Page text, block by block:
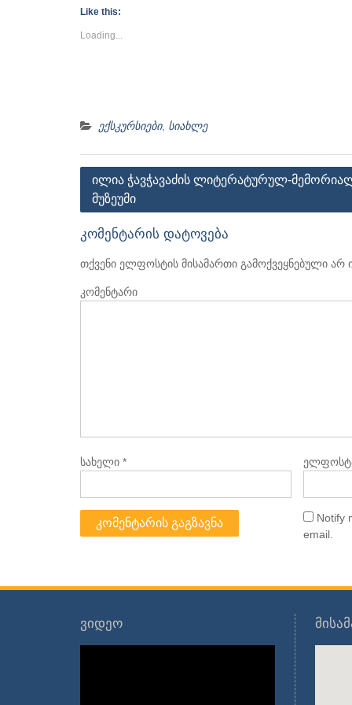
Twitter
(Opens
new
window)
Like this:
Loading...
ექსკურსიები, სიახლე
პოსტის
ნავიგაცია
ილია ჭავჭავაძის ლიტერატურულ-
მუზეუმი
კომენტარის დატოვება
თქვენი ელფოსტის მისამართი გამოქვეყნებული არ
კომენტარი
სახელი *
Notify
email.
ვიდეო